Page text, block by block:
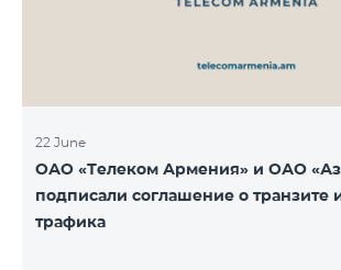
22 June
ОАО «Телеком Армения» и ОАО
подписали соглашение о транзите
трафика